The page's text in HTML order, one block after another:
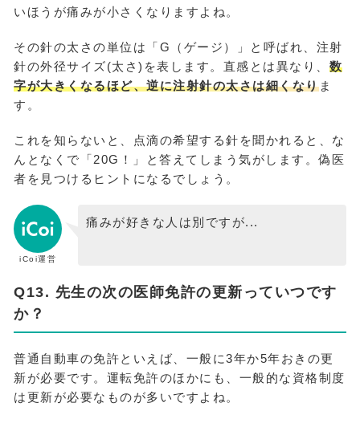
いほうが痛みが小さくなりますよね。
その針の太さの単位は「G（ゲージ）」と呼ばれ、注射
針の外径サイズ(太さ)を表します。直感とは異なり、 数
字が大きくなるほど、逆に注射針の太さは細くなりま
す。
これを知らないと、点滴の希望する針を聞かれると、な
んとなくで「20G！」と答えてしまう気がします。偽医
者を見つけるヒントになるでしょう。
iCoi運営
痛みが好きな人は別ですが...
Q13. 先生の次の医師免許の更新っていつです
か？
普通自動車の免許といえば、一般に3年か5年おきの更
新が必要です。運転免許のほかにも、一般的な資格制度
は更新が必要なものが多いですよね。